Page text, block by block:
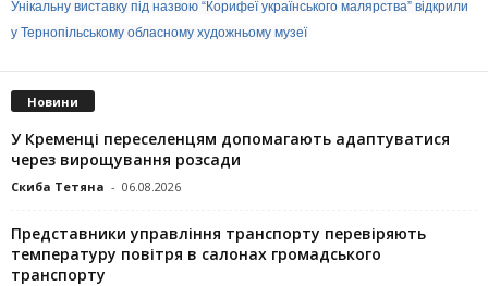
Унікальну виставку під назвою “Корифеї українського малярства” відкрили
у Тернопільському обласному художньому музеї
Новини
У Кременці переселенцям допомагають адаптуватися
через вирощування розсади
Скиба Тетяна - 06.08.2026
Представники управління транспорту перевіряють
температуру повітря в салонах громадського
транспорту